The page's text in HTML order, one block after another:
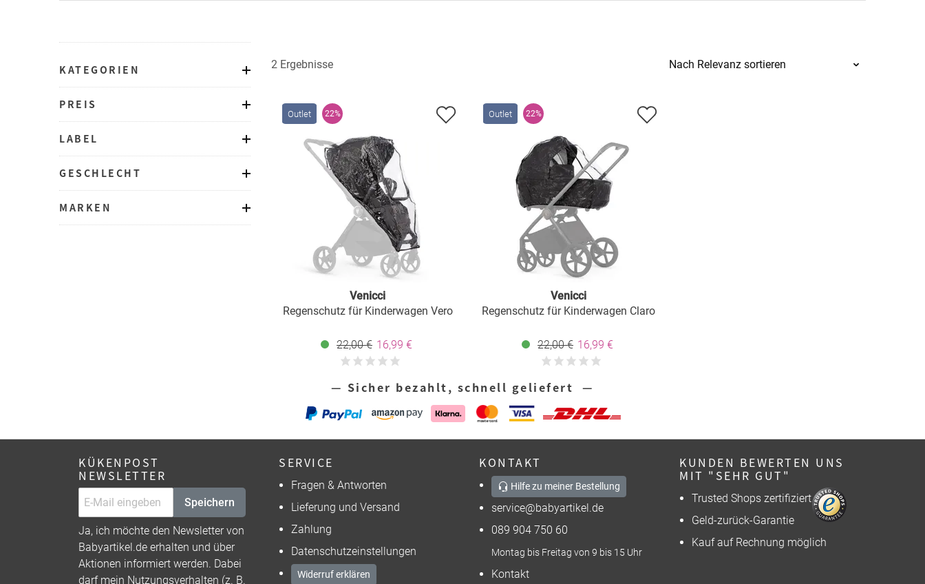
KATEGORIEN
PREIS
LABEL
GESCHLECHT
MARKEN
2 Ergebnisse
Outlet 22%
Venicci
Regenschutz für Kinderwagen Vero
22,00 € 16,99 €
Outlet 22%
Venicci
Regenschutz für Kinderwagen Claro
22,00 € 16,99 €
— Sicher bezahlt, schnell geliefert —
KÜKENPOST
NEWSLETTER
Speichern
Ja, ich möchte den Newsletter von
Babyartikel.de erhalten und über
Aktionen informiert werden. Dabei
darf mein Nutzungsverhalten (z. B.
SERVICE
Fragen & Antworten
Lieferung und Versand
Zahlung
Datenschutzeinstellungen
Widerruf erklären
KONTAKT
Hilfe zu meiner Bestellung
service@babyartikel.de
089 904 750 60
Montag bis Freitag von 9 bis 15 Uhr
Kontakt
KUNDEN BEWERTEN UNS
MIT "SEHR GUT"
Trusted Shops zertifiziert
Geld-zurück-Garantie
Kauf auf Rechnung möglich